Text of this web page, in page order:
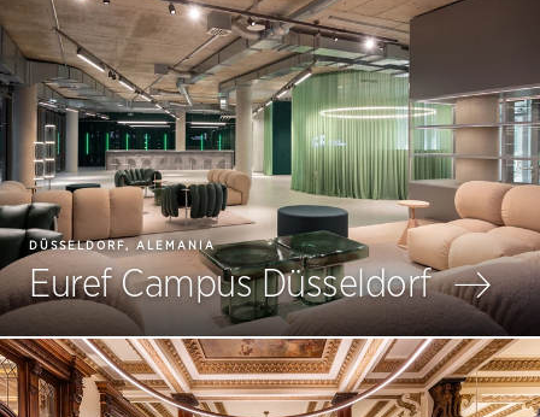
DÜSSELDORF, ALEMANIA
Euref Campus Düsseldorf